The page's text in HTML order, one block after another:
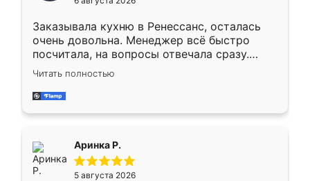
мебели буду заказывать только здесь.
Заказывала кухню в Ренессанс, осталась
очень довольна. Менеджер всё быстро
посчитала, на вопросы отвечала сразу.
Замерщик приехал в субботу, подошёл к
делу со всей ответственностью. Собрали
за день, ребята работали аккуратно, даже
Читать полностью
Аринка Р.
5 августа 2026